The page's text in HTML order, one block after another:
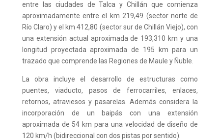
entre las ciudades de Talca y Chillán que comienza
aproximadamente entre el km 219,49 (sector norte de
Río Claro) y el km 412,80 (sector sur de Chillán Viejo), con
una extensión actual aproximada de 193,310 km y una
longitud proyectada aproximada de 195 km para un
trazado que comprende las Regiones de Maule y Ñuble.
La obra incluye el desarrollo de estructuras como
puentes, viaducto, pasos de ferrocarriles, enlaces,
retornos, atraviesos y pasarelas. Además considera la
incorporación de un baipás con una extensión
aproximada de 54 km para una velocidad de diseño de
120 km/h (bidireccional con dos pistas por sentido).